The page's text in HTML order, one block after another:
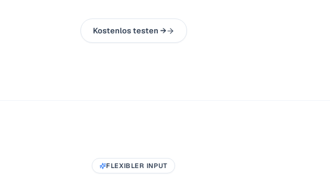
Kostenlos testen →
FLEXIBLER INPUT